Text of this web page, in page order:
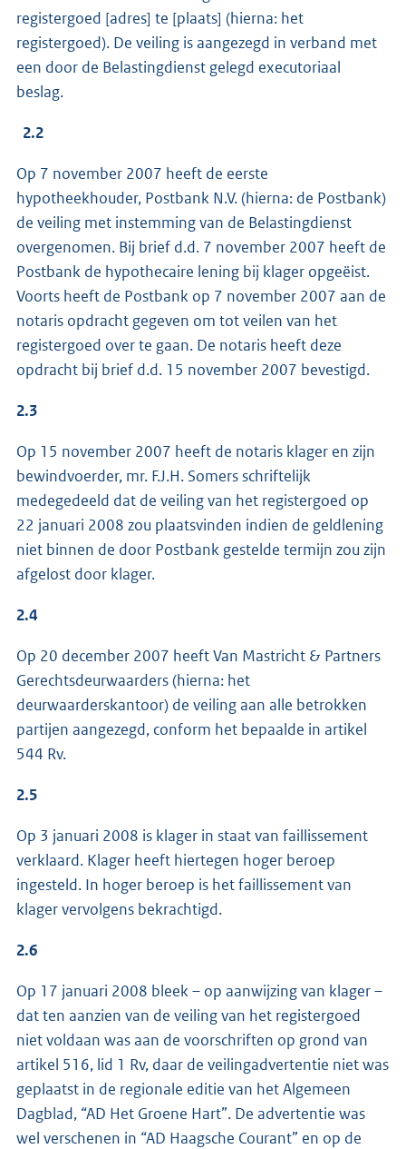
registergoed [adres] te [plaats] (hierna: het
registergoed). De veiling is aangezegd in verband met
een door de Belastingdienst gelegd executoriaal
beslag.
2.2
Op 7 november 2007 heeft de eerste
hypotheekhouder, Postbank N.V. (hierna: de Postbank)
de veiling met instemming van de Belastingdienst
overgenomen. Bij brief d.d. 7 november 2007 heeft de
Postbank de hypothecaire lening bij klager opgeëist.
Voorts heeft de Postbank op 7 november 2007 aan de
notaris opdracht gegeven om tot veilen van het
registergoed over te gaan. De notaris heeft deze
opdracht bij brief d.d. 15 november 2007 bevestigd.
2.3
Op 15 november 2007 heeft de notaris klager en zijn
bewindvoerder, mr. F.J.H. Somers schriftelijk
medegedeeld dat de veiling van het registergoed op
22 januari 2008 zou plaatsvinden indien de geldlening
niet binnen de door Postbank gestelde termijn zou zijn
afgelost door klager.
2.4
Op 20 december 2007 heeft Van Mastricht & Partners
Gerechtsdeurwaarders (hierna: het
deurwaarderskantoor) de veiling aan alle betrokken
partijen aangezegd, conform het bepaalde in artikel
544 Rv.
2.5
Op 3 januari 2008 is klager in staat van faillissement
verklaard. Klager heeft hiertegen hoger beroep
ingesteld. In hoger beroep is het faillissement van
klager vervolgens bekrachtigd.
2.6
Op 17 januari 2008 bleek – op aanwijzing van klager –
dat ten aanzien van de veiling van het registergoed
niet voldaan was aan de voorschriften op grond van
artikel 516, lid 1 Rv, daar de veilingadvertentie niet was
geplaatst in de regionale editie van het Algemeen
Dagblad, “AD Het Groene Hart”. De advertentie was
wel verschenen in “AD Haagsche Courant” en op de